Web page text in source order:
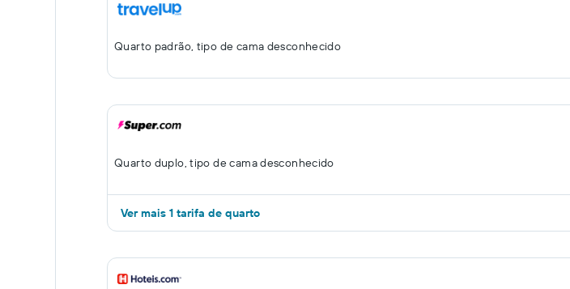
Quarto padrão, tipo de cama desconhecido
Quarto duplo, tipo de cama desconhecido
Ver mais 1 tarifa de quarto